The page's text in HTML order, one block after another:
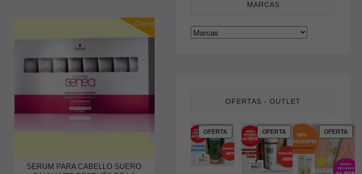
¡Oferta!
SERUM PARA CABELLO SUERO
MARCAS
OFERTAS - OUTLET
OFERTAPRODUCTO
EN
OFERTA
OFERTA PRODUCTO
EN
OFERTA
OFERTA
EN